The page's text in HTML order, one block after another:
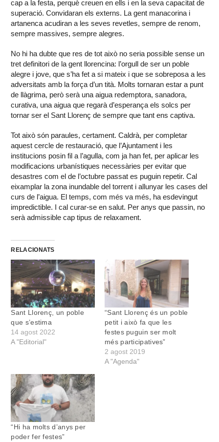
cap a la festa, perquè creuen en ells i en la seva capacitat de
superació. Convidaran els externs. La gent manacorina i
artanenca acudiran a les seves revetles, sempre de renom,
sempre massives, sempre alegres.
No hi ha dubte que res de tot això no seria possible sense un
tret definitori de la gent llorencina: l’orgull de ser un poble
alegre i jove, que s’ha fet a si mateix i que se sobreposa a les
adversitats amb la força d’un tità. Molts tornaran estar a punt
de llàgrima, però serà una aigua redemptora, sanadora,
curativa, una aigua que regarà d’esperança els solcs per
tornar ser el Sant Llorenç de sempre que tant ens captiva.
Tot això són paraules, certament. Caldrà, per completar
aquest cercle de restauració, que l’Ajuntament i les
institucions posin fil a l’agulla, com ja han fet, per aplicar les
modificacions urbanístiques necessàries per evitar que
desastres com el de l’octubre passat es puguin repetir. Cal
eixamplar la zona inundable del torrent i allunyar les cases del
curs de l’aigua. El temps, com més va més, ha esdevingut
impredictible. I cal curar-se en salut. Per anys que passin, no
serà admissible cap tipus de relaxament.
RELACIONATS
Sant Llorenç, un poble
que s’estima
14 agost 2022
A "Editorial"
“Sant Llorenç és un poble
petit i això fa que les
festes puguin ser molt
més participatives”
2 agost 2019
A "Agenda"
“Hi ha molts d’anys per
poder fer festes”